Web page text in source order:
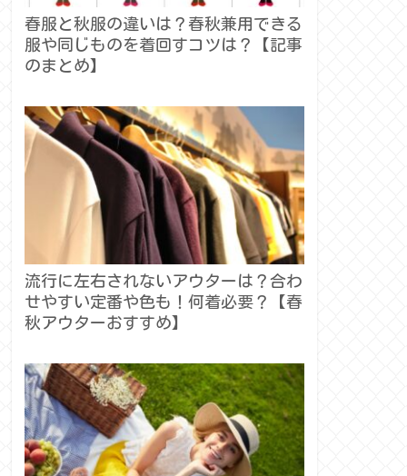
春服と秋服の違いは？春秋兼用できる
服や同じものを着回すコツは？【記事
のまとめ】
流行に左右されないアウターは？合わ
せやすい定番や色も！何着必要？【春
秋アウターおすすめ】